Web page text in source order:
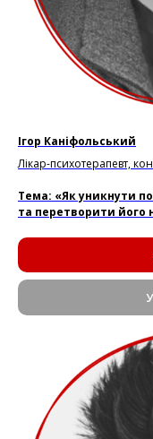
Ігор Каніфольський
Лікар-психотерапевт,
Тема: «Як уникнути
та перетворити його